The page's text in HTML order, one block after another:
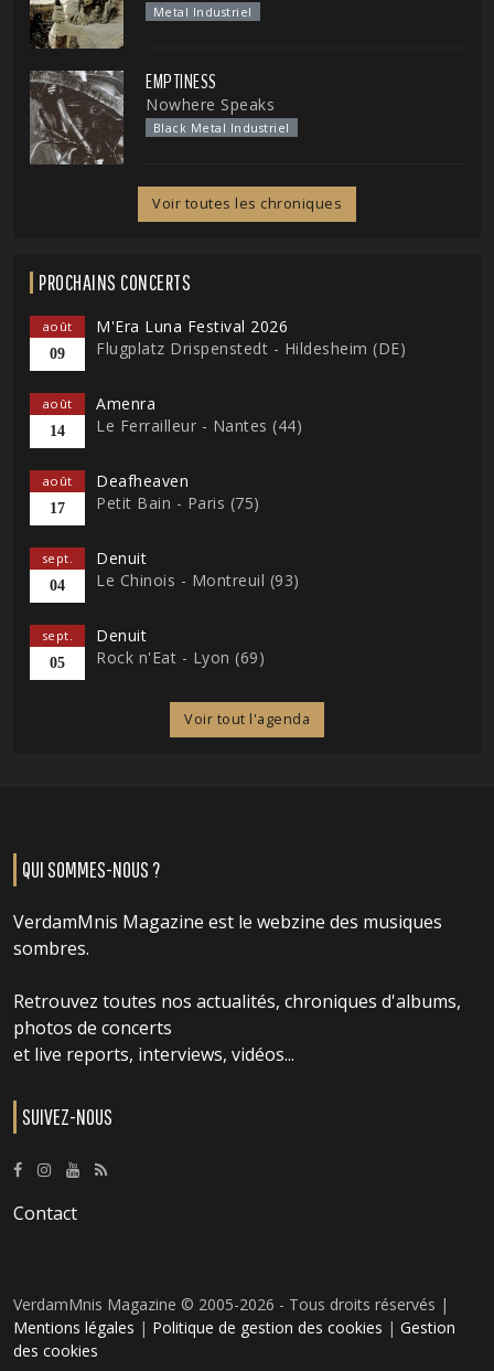
Metal Industriel
EMPTINESS
Nowhere Speaks
Black Metal Industriel
Voir toutes les chroniques
PROCHAINS CONCERTS
août
09
M'Era Luna Festival 2026
Flugplatz Drispenstedt - Hildesheim (DE)
août
14
Amenra
Le Ferrailleur - Nantes (44)
août
17
Deafheaven
Petit Bain - Paris (75)
sept.
04
Denuit
Le Chinois - Montreuil (93)
sept.
05
Denuit
Rock n'Eat - Lyon (69)
Voir tout l'agenda
QUI SOMMES-NOUS ?
VerdamMnis Magazine est le webzine des musiques
sombres.
Retrouvez toutes nos actualités, chroniques d'albums,
photos de concerts
et live reports, interviews, vidéos...
SUIVEZ-NOUS
Contact
VerdamMnis Magazine © 2005-2026 - Tous droits réservés |
Mentions légales | Politique de gestion des cookies | Gestion
des cookies